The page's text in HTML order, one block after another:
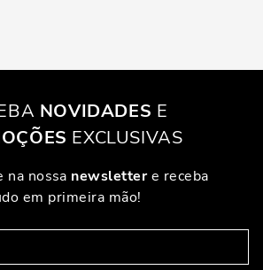
NOVIDADES E
EXCLUSIVAS
na nossa newslettere receba
em primeira mão!